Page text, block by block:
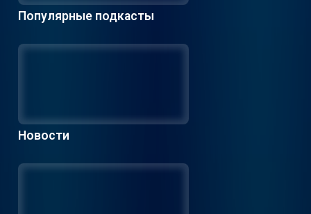
Популярные подкасты
Новости